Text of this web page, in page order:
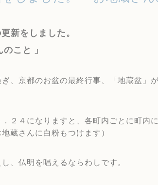
新をしました。
こと 」
、京都のお盆の最終行事、「地蔵盆」
２４になりますと、各町内ごとに町内
蔵さんに白粉もつけます）
、仏明を唱えるならわしです。